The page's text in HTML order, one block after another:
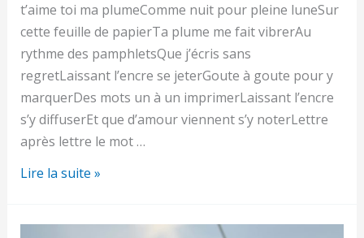
t’aime toi ma plumeComme nuit pour pleine luneSur
cette feuille de papierTa plume me fait vibrerAu
rythme des pamphletsQue j’écris sans
regretLaissant l’encre se jeterGoute à goute pour y
marquerDes mots un à un imprimerLaissant l’encre
s’y diffuserEt que d’amour viennent s’y noterLettre
après lettre le mot …
Pour
Lire la suite »